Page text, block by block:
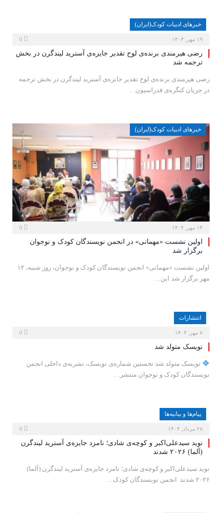
خبرهای ادبیات کودک(ایران)
۱۹ مهر, ۱۴۰۴
رضی هیرمندی برنده‌ی لوح تقدیر جایزه‌ی آسترید لیندگرن در بخش
ترجمه شد
رضی هیرمندی برنده‌ی لوح تقدیر جایزه‌ی آسترید لیندگرن در بخش ترجمه
در جریان کنگره‌ی فدراسیون…
خبرهای ادبیات کودک(ایران)
۱۳ مهر, ۱۴۰۴
اولین نشست «مهمانی» در انجمن نویسندگان کودک و نوجوان
برگزار شد
اولین نشست «مهمانی» انجمن نویسندگان کودک و نوجوان، روز شنبه، ۱۲
مهر برگزار شد این…
انتشارات
۷ مهر, ۱۴۰۴
نویسک متولد شد
نویسک متولد شد نخستین شماره‌ی نویسک، نشریه‌ی داخلی انجمن
نویسندگان کودک و نوجوان منتشر…
پیام‌ها و بیانیه‌ها
۲۸ مرداد, ۱۴۰۴
نوید سیدعلی‌اکبر و کوچه‌ی شادی؛ نامزد جایزه‌ی آسترید لیندگرن
(آلما) ۲۰۲۶ شدند
نوید سیدعلی‌اکبر و کوچه‌ی شادی؛ نامزد جایزه‌ی آسترید لیندگرن (آلما)
۲۰۲۶ شدند انجمن نویسندگان کودک…